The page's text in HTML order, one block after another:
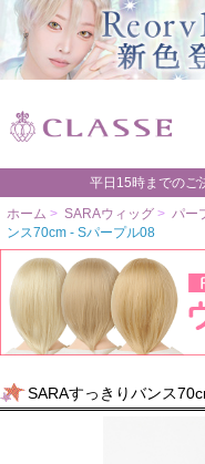
平日15時までのご
ホーム > SARAウィッグ > パー
ンス70cm - Sパープル08
SARAすっきりバンス